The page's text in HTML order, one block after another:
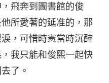
飛奔到圖書館的俊
所愛著的延准的，那
，可惜時憲當時沉醉
我只能和俊熙一起快
了。